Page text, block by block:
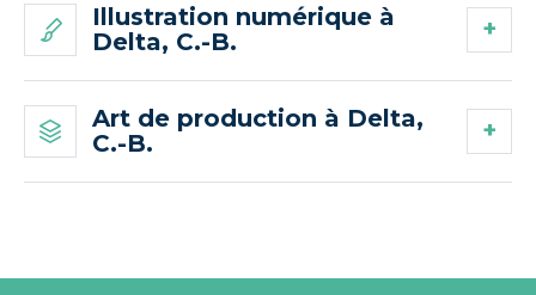
Illustration numérique à
Delta, C.-B.
Art de production à Delta,
C.-B.